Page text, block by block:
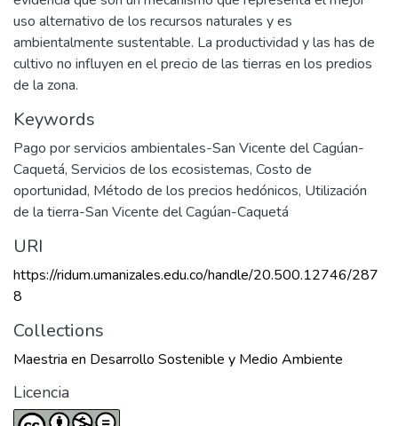
uso alternativo de los recursos naturales y es
ambientalmente sustentable. La productividad y las has de
cultivo no influyen en el precio de las tierras en los predios
de la zona.
Keywords
Pago por servicios ambientales-San Vicente del Cagúan-
Caquetá, Servicios de los ecosistemas, Costo de
oportunidad, Método de los precios hedónicos, Utilización
de la tierra-San Vicente del Cagúan-Caquetá
URI
https://ridum.umanizales.edu.co/handle/20.500.12746/287
8
Collections
Maestria en Desarrollo Sostenible y Medio Ambiente
Licencia